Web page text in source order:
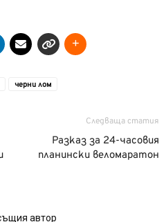
черни лом
Следваща статия
Разказ за 24-часовия
планински веломаратон
автор